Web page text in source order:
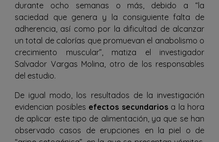
durante ocho semanas o más, debido a “la
saciedad que genera y la consiguiente falta de
adherencia, así como por la dificultad de alcanzar
un total de calorías que promuevan el anabolismo o
crecimiento muscular”, matiza el investigador
Salvador Vargas Molina, otro de los responsables
del estudio.
De igual modo, los resultados de la investigación
evidencian posibles efectos secundariosa la hora
de aplicar este tipo de alimentación, ya que se han
observado casos de erupciones en la piel o de